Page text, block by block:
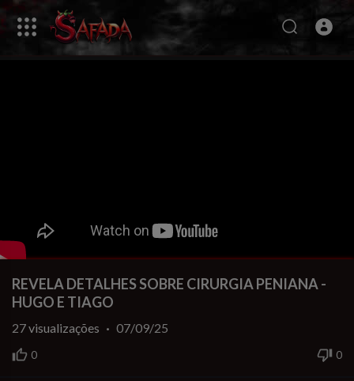
REVELA DETALHES SOBRE CIRURGIA PENIANA -
HUGO E TIAGO
0 0
27visualizações · 07/09/25